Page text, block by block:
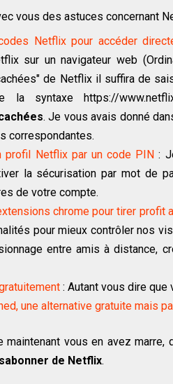
vous des astuces concernant
Netflix pour accéder
sur un navigateur web
de Netflix il suffira de
la syntaxe https://
. Je vous avais donné
correspondantes.
profil Netflix par un code PIN :
la sécurisation par mot de
de votre compte.
chrome pour tirer profit
pour mieux contrôler nos
entre amis à distance,
: Autant vous dire
une alternative gratuite mais
maintenant vous en avez
de Netflix.